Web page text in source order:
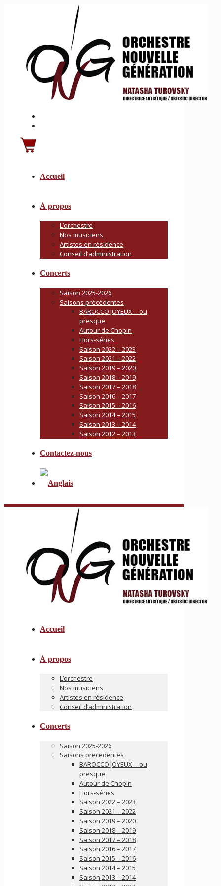
Accueil
À propos
L’orchestre
Nos musiciens
Artistes en résidence
Conseil d’administration
Concerts
Saison 2025-2026
Saisons précédentes
BAROCCO JOYEUX… ou
presque
Autour de Chopin
Hors-séries
Saison 2022 – 2023
Saison 2021 – 2022
Saison 2019 – 2020
Saison 2018 – 2019
Saison 2017 – 2018
Saison 2016 – 2017
Saison 2015 – 2016
Saison 2014 – 2015
Saison 2013 – 2014
Saison 2012 – 2013
Contactez-nous
Accueil
À propos
L’orchestre
Nos musiciens
Artistes en résidence
Conseil d’administration
Concerts
Saison 2025-2026
Saisons précédentes
BAROCCO JOYEUX… ou
presque
Autour de Chopin
Hors-séries
Saison 2022 – 2023
Saison 2021 – 2022
Saison 2019 – 2020
Saison 2018 – 2019
Saison 2017 – 2018
Saison 2016 – 2017
Saison 2015 – 2016
Saison 2014 – 2015
Saison 2013 – 2014